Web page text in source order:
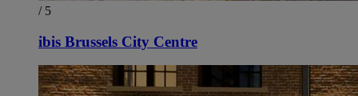
/ 5
ibis Brussels City Centre